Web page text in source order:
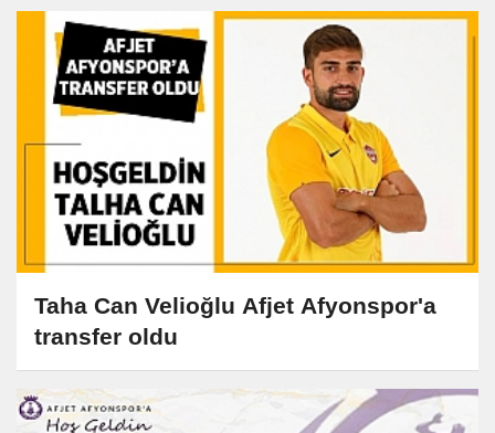
Taha Can Velioğlu Afjet Afyonspor'a
transfer oldu